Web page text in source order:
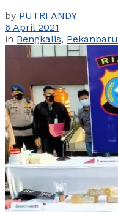
by PUTRI ANDY
6 April 2021
in Bengkalis, Pekanbaru